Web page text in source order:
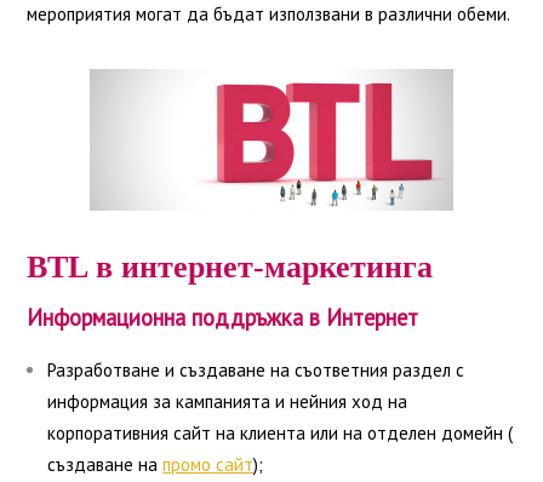
мероприятия могат да бъдат използвани в различни обеми.
BTL в интернет-маркетингa
Информационна поддръжка в Интернет
Разработване и създаване на съответния раздел с
информация за кампанията и нейния ход на
корпоративния сайт на клиента или на отделен домейн (
създаване напромо сайт);